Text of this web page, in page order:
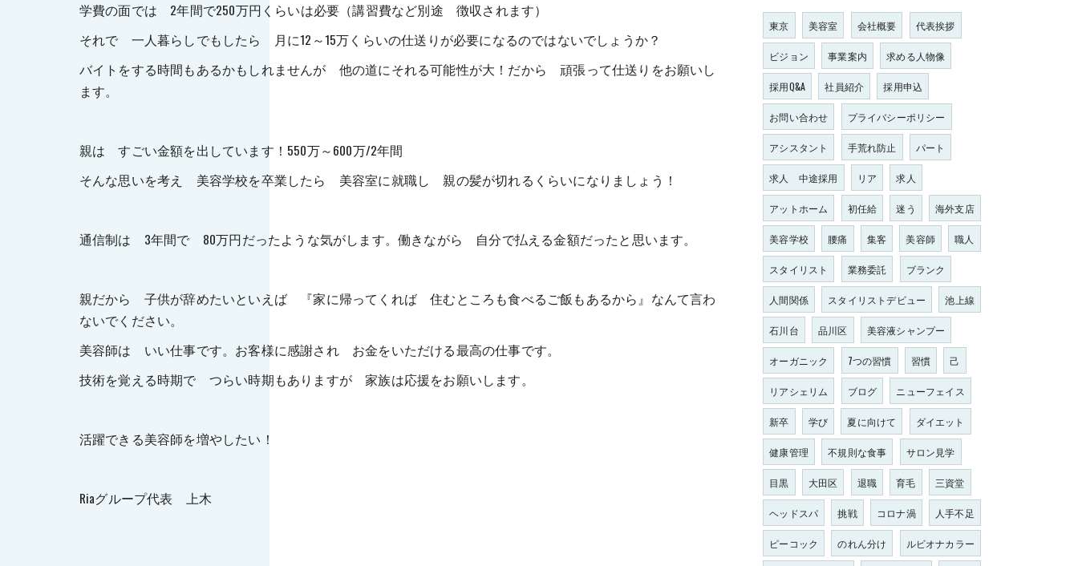
学費の面では 2年間で250万円くらいは必要（講習費など別途 徴収されます）
それで 一人暮らしでもしたら 月に12～15万くらいの仕送りが必要になるのではないでしょうか？
バイトをする時間もあるかもしれませんが 他の道にそれる可能性が大！だから 頑張って仕送りをお願いし
ます。
親は すごい金額を出しています！550万～600万/2年間
そんな思いを考え 美容学校を卒業したら 美容室に就職し 親の髪が切れるくらいになりましょう！
通信制は 3年間で 80万円だったような気がします。働きながら 自分で払える金額だったと思います。
親だから 子供が辞めたいといえば 『家に帰ってくれば 住むところも食べるご飯もあるから』なんて言わ
ないでください。
美容師は いい仕事です。お客様に感謝され お金をいただける最高の仕事です。
技術を覚える時期で つらい時期もありますが 家族は応援をお願いします。
活躍できる美容師を増やしたい！
Riaグループ代表 上木
東京 美容室 会社概要 代表挨拶
ビジョン 事業案内 求める人物像
採用Q&A 社員紹介 採用申込
お問い合わせ プライバシーポリシー
アシスタント 手荒れ防止 パート
求人 中途採用 リア 求人
アットホーム 初任給 迷う 海外支店
美容学校 腰痛 集客 美容師 職人
スタイリスト 業務委託 ブランク
人間関係 スタイリストデビュー 池上線
石川台 品川区 美容液シャンプー
オーガニック 7つの習慣 習慣 己
リアシェリム ブログ ニューフェイス
新卒 学び 夏に向けて ダイエット
健康管理 不規則な食事 サロン見学
目黒 大田区 退職 育毛 三資堂
ヘッドスパ 挑戦 コロナ渦 人手不足
ピーコック のれん分け ルビオナカラー